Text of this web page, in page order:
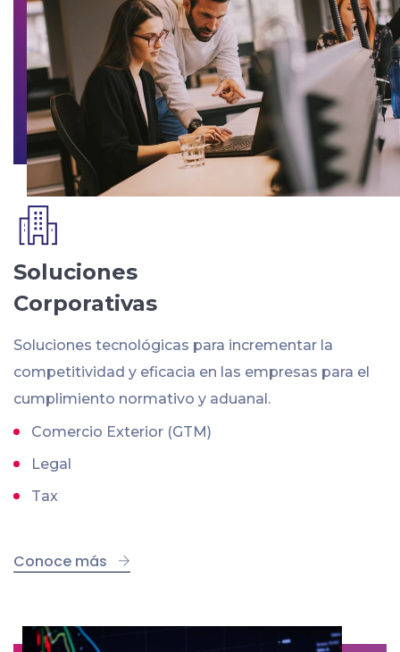
Soluciones
Corporativas
Soluciones tecnológicas para incrementar la
competitividad y eficacia en las empresas para el
cumplimiento normativo y aduanal.
Comercio Exterior (GTM)
Legal
Tax
Conoce más